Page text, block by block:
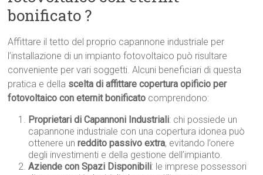
bonificato ?
Affittare il tetto del proprio capannone industriale per
l’installazione di un impianto fotovoltaico può risultare
conveniente per vari soggetti. Alcuni beneficiari di questa
pratica e della scelta di affittare copertura opificio per
fotovoltaico con eternit bonificato comprendono:
Proprietari di Capannoni Industriali: chi possiede un
capannone industriale con una copertura idonea può
ottenere unreddito passivo extra, evitando l’onere
degli investimenti e della gestione dell’impianto.
Aziende con Spazi Disponibili: le imprese possessori